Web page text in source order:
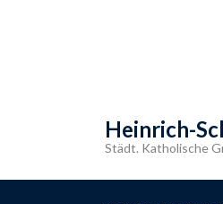
Heinrich-
Städt. Katholische